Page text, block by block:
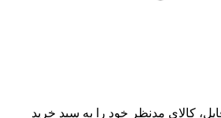
کالای مدنظر خود را به سبد خرید